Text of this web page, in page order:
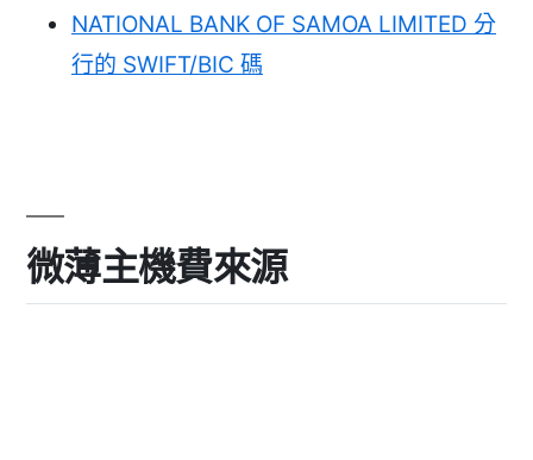
NATIONAL BANK OF SAMOA LIMITED 分
行的 SWIFT/BIC 碼
微薄主機費來源